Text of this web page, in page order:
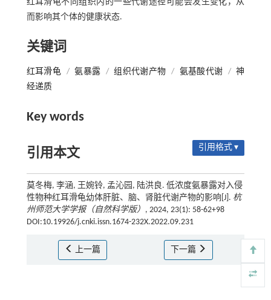
红耳滑龟不同组织内的一些代谢途径可能会发生变化，从
而影响其个体的健康状态.
关键词
红耳滑龟 / 氨暴露 / 组织代谢产物 / 氨基酸代谢 / 神
经递质
Key words
引用本文 引用格式 ▾
莫冬梅, 李涵, 王婉铃, 孟沁园, 陆洪良. 低浓度氨暴露对入侵
性物种红耳滑龟幼体肝脏、脑、肾脏代谢产物的影响[J]. 杭
州师范大学学报（自然科学版） , 2024, 23(1): 58-62+98
DOI:10.19926/j.cnki.issn.1674-232X.2022.09.231
上一篇 下一篇